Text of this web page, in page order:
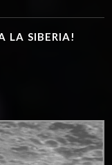
LA SIBERIA!